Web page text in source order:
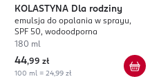
KOLASTYNA Dla rodziny
emulsja do opalania w sprayu,
SPF 50, wodoodporna
180 ml
44,99 zł
100 ml = 24,99 zł